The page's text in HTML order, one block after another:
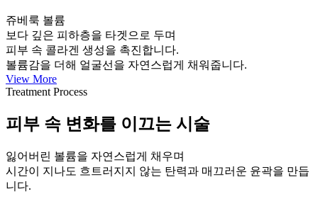
쥬베룩 볼륨
보다 깊은 피하층을 타겟으로 두며
피부 속 콜라겐 생성을 촉진합니다.
볼륨감을 더해 얼굴선을 자연스럽게 채워줍니다.
View More
Treatment Process
피부 속 변화를 이끄는 시술
잃어버린 볼륨을 자연스럽게 채우며
시간이 지나도 흐트러지지 않는 탄력과 매끄러운 윤곽을 만듭
니다.